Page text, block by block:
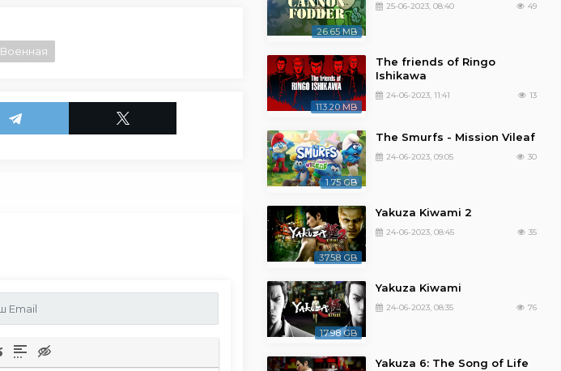
Военная
26.65 MB
25-06-2023, 08:40 49
113.20 MB
The friends of Ringo
Ishikawa
24-06-2023, 11:41 13
1.75 GB
The Smurfs - Mission Vileaf
24-06-2023, 09:05 30
37.58 GB
Yakuza Kiwami 2
24-06-2023, 08:45 35
17.98 GB
Yakuza Kiwami
24-06-2023, 08:35 76
Yakuza 6: The Song of Life